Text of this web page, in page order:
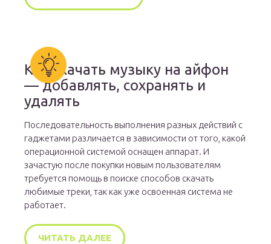
Как скачать музыку на айфон
— добавлять, сохранять и
удалять
Последовательность выполнения разных действий с
гаджетами различается в зависимости от того, какой
операционной системой оснащен аппарат. И
зачастую после покупки новым пользователям
требуется помощь в поиске способов скачать
любимые треки, так как уже освоенная система не
работает.
ЧИТАТЬ ДАЛЕЕ